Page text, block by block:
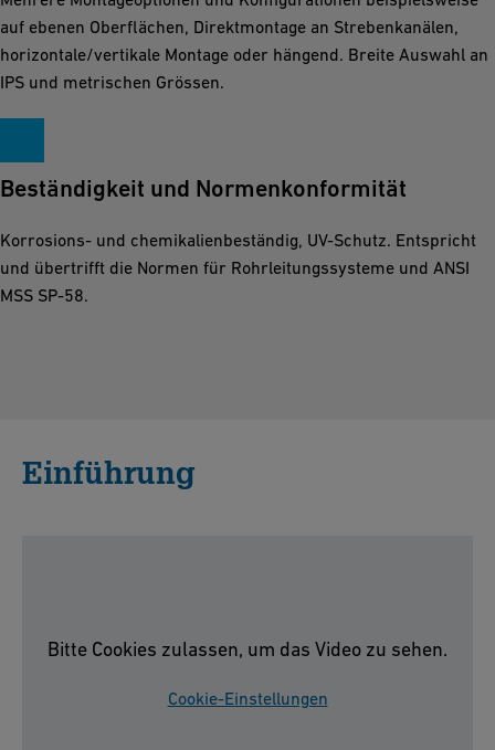
auf ebenen Oberflächen, Direktmontage an Strebenkanälen,
horizontale/vertikale Montage oder hängend. Breite Auswahl an
IPS und metrischen Grössen.
Beständigkeit und Normenkonformität
Korrosions- und chemikalienbeständig, UV-Schutz. Entspricht
und übertrifft die Normen für Rohrleitungssysteme und ANSI
MSS SP-58.
Einführung
Bitte Cookies zulassen, um das Video zu sehen.
Cookie-Einstellungen